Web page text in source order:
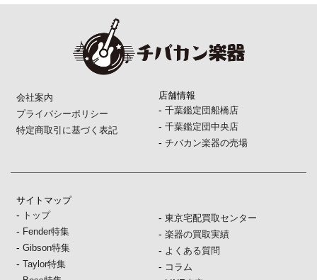
会社案内
プライバシーポリシー
特定商取引に基づく表記
店舗情報
- 千葉鑑定団船橋店
- 千葉鑑定団中央店
- チバカン楽器の売場
サイトマップ
- トップ
- Fender特集
-Gibson特集
-Taylor特集
- 東京宅配買取センター
- 楽器の買取実績
- よくある質問
- コラム